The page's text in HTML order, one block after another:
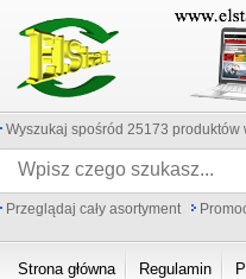
Wyszukaj spośród 25173 produktów
Przeglądaj cały asortyment
Strona główna Regulamin